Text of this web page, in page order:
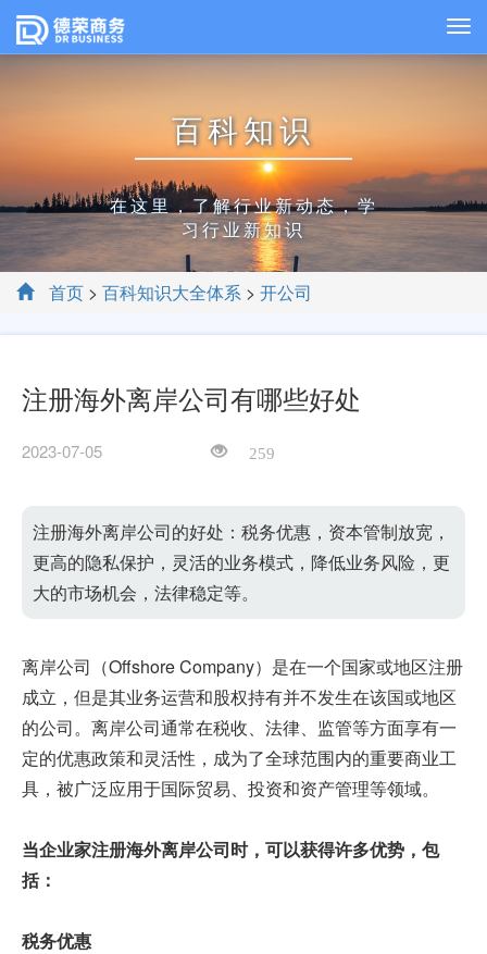
百科知识
在这里，了解行业新动态，学
习行业新知识
首页 > 百科知识大全体系 > 开公司
注册海外离岸公司有哪些好处
2023-07-05 259
注册海外离岸公司的好处：税务优惠，资本管制放宽，
更高的隐私保护，灵活的业务模式，降低业务风险，更
大的市场机会，法律稳定等。
离岸公司（Offshore Company）是在一个国家或地区注册
成立，但是其业务运营和股权持有并不发生在该国或地区
的公司。离岸公司通常在税收、法律、监管等方面享有一
定的优惠政策和灵活性，成为了全球范围内的重要商业工
具，被广泛应用于国际贸易、投资和资产管理等领域。
当企业家注册海外离岸公司时，可以获得许多优势，包
括：
税务优惠